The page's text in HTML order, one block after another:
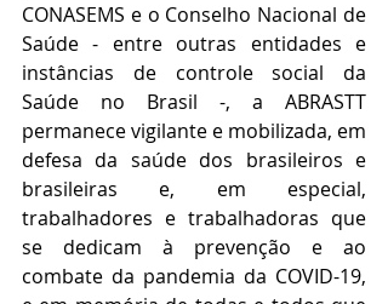
CONASEMS e o Conselho Nacional de
Saúde - entre outras entidades e
instâncias de controle social da
Saúde no Brasil -, a ABRASTT
permanece vigilante e mobilizada, em
defesa da saúde dos brasileiros e
brasileiras e, em especial,
trabalhadores e trabalhadoras que
se dedicam à prevenção e ao
combate da pandemia da COVID-19,